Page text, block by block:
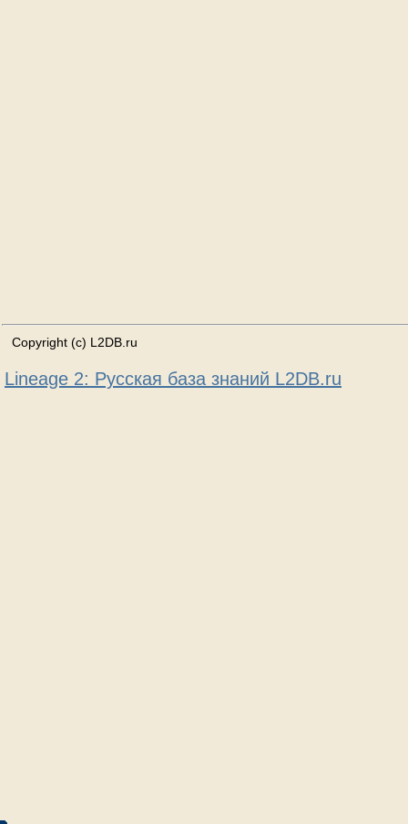
Copyright (c) L2DB.ru
Lineage 2: Русская база знаний L2DB.ru